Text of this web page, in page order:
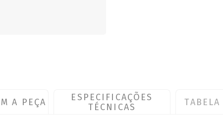
A PEÇA
ESPECIFICAÇÕES
TÉCNICAS